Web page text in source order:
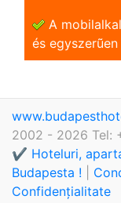
A
és
2002 - 2026 Tel:
✔️ Hoteluri,
Budapesta !
Confidențialitate